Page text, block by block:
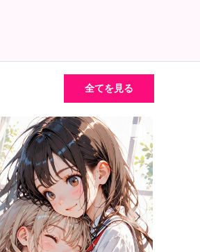
全てを見る